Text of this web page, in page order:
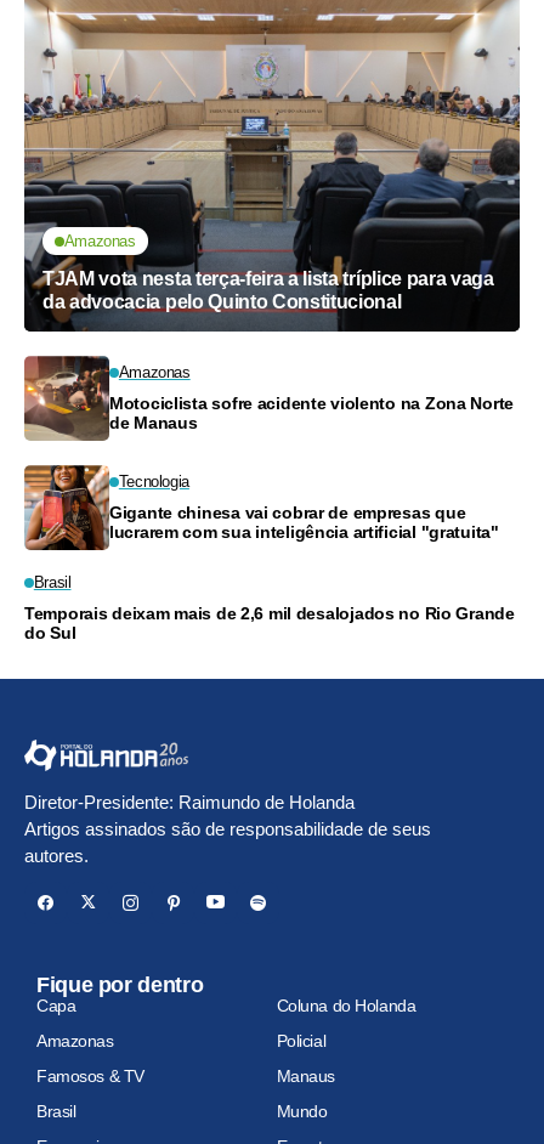
Amazonas
TJAM vota nesta terça-feira a lista tríplice para vaga
da advocacia pelo Quinto Constitucional
Amazonas
Motociclista sofre acidente violento na Zona Norte
de Manaus
Tecnologia
Gigante chinesa vai cobrar de empresas que
lucrarem com sua inteligência artificial "gratuita"
Brasil
Temporais deixam mais de 2,6 mil desalojados no Rio Grande
do Sul
Diretor-Presidente: Raimundo de Holanda
Artigos assinados são de responsabilidade de seus
autores.
Fique por dentro
Capa
Coluna do Holanda
Amazonas
Policial
Famosos & TV
Manaus
Brasil
Mundo